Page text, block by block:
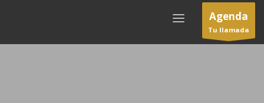
Agenda
Tu llamada